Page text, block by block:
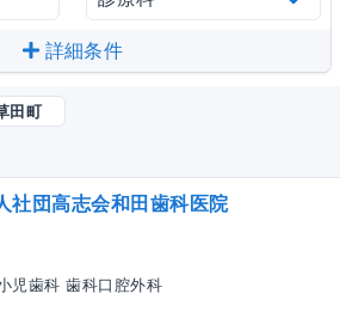
詳細条件
田町
社団高志会和田歯科医院
児歯科 歯科口腔外科